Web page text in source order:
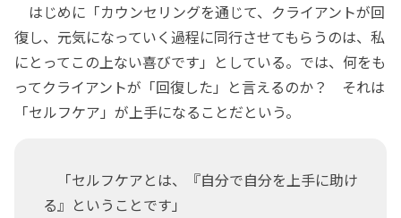
はじめに「カウンセリングを通じて、クライアントが回
復し、元気になっていく過程に同行させてもらうのは、私
にとってこの上ない喜びです」としている。では、何をも
ってクライアントが「回復した」と言えるのか？ それは
「セルフケア」が上手になることだという。
「セルフケアとは、『自分で自分を上手に助け
る』ということです」